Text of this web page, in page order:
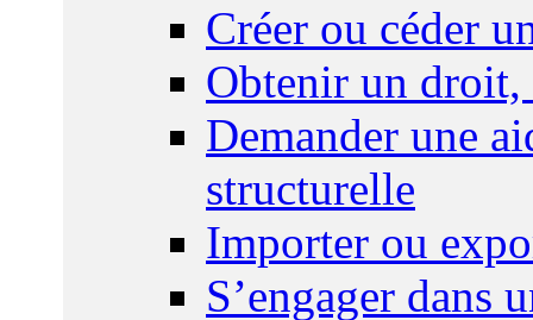
Créer ou céder
Obtenir un droit,
Demander une
structurelle
Importer ou
S’engager dans